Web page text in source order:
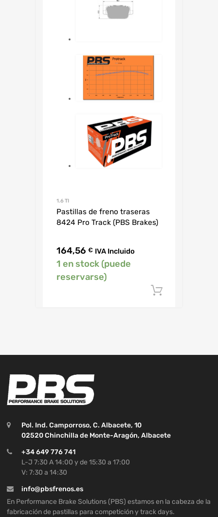
1.6 TI
Pastillas de freno traseras
8424 Pro Track (PBS Brakes)
164,56 € IVA Incluido
1 en stock (puede
reservarse)
Pol. Ind. Camporroso, C. Albacete, 10
02520 Chinchilla de Monte-Aragón, Albacete
+34 649 776 741
L-J 7:30 A 14:00 y de 15:30 a 17:00
V: 7:30 a 14:30
info@pbsfrenos.es
En Performance Brake Solutions (PBS) estamos en la cabeza de la
fabricación de pastillas para competición y track days.